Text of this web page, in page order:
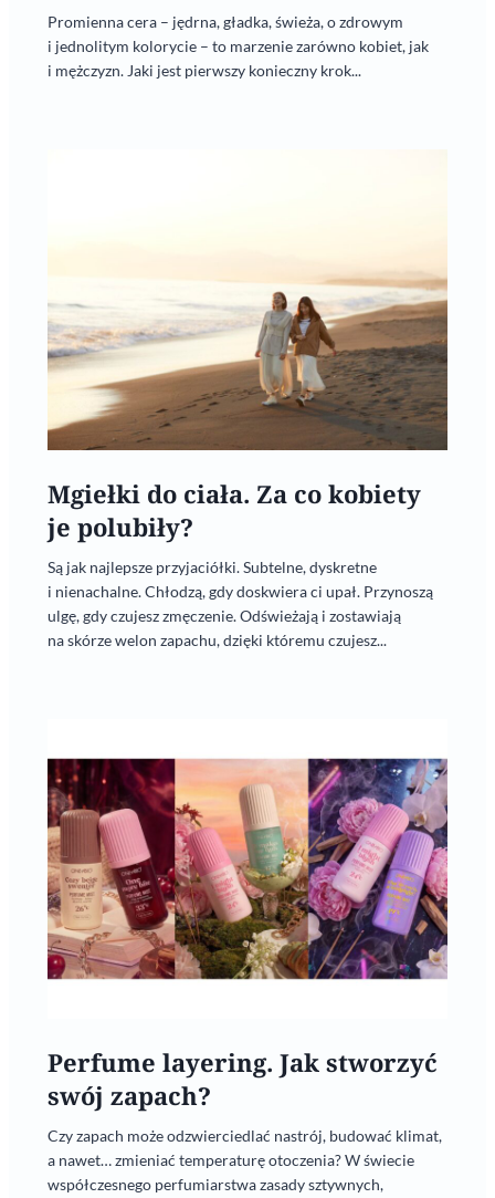
Promienna cera – jędrna, gładka, świeża, o zdrowym
i jednolitym kolorycie – to marzenie zarówno kobiet, jak
i mężczyzn. Jaki jest pierwszy konieczny krok...
Mgiełki do ciała. Za co kobiety
je polubiły?
Są jak najlepsze przyjaciółki. Subtelne, dyskretne
i nienachalne. Chłodzą, gdy doskwiera ci upał. Przynoszą
ulgę, gdy czujesz zmęczenie. Odświeżają i zostawiają
na skórze welon zapachu, dzięki któremu czujesz...
Perfume layering. Jak stworzyć
swój zapach?
Czy zapach może odzwierciedlać nastrój, budować klimat,
a nawet… zmieniać temperaturę otoczenia? W świecie
współczesnego perfumiarstwa zasady sztywnych,